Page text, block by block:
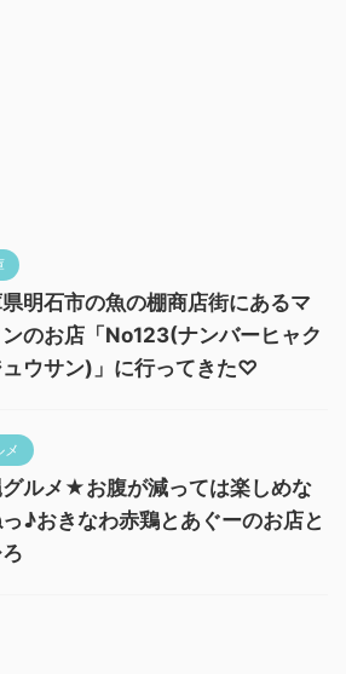
明石市の魚の棚商店街にあるマ
のお店「No123(ナンバーヒャク
ュウサン)」に行ってきた♡
メ
ルメ★お腹が減っては楽しめな
♪おきなわ赤鶏とあぐーのお店と